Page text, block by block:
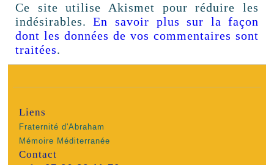
Ce site utilise Akismet pour réduire les
indésirables.En savoir plus sur la façon
dont les données de vos commentaires sont
traitées.
Liens
Fraternité d'Abraham
Mémoire Méditerranée
Contact